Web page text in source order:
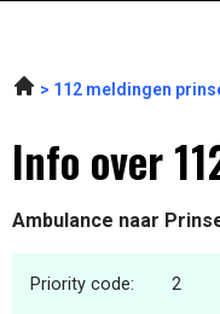
112 meldingen
Info over
Ambulance naar
Priority code: 2